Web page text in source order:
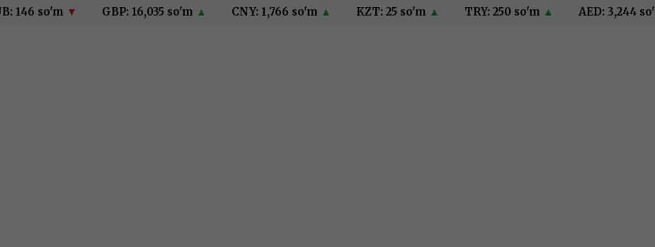
so'm▼ GBP: 16,035 so'm▲ CNY: 1,766 so'm▲ KZT: 25 so'm▲ TRY: 250 so'm▲ AED: 3,244 so'm▲